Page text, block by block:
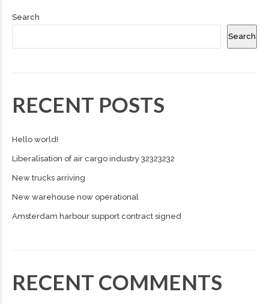
Search
Search
RECENT POSTS
Hello world!
Liberalisation of air cargo industry 32323232
New trucks arriving
New warehouse now operational
Amsterdam harbour support contract signed
RECENT COMMENTS